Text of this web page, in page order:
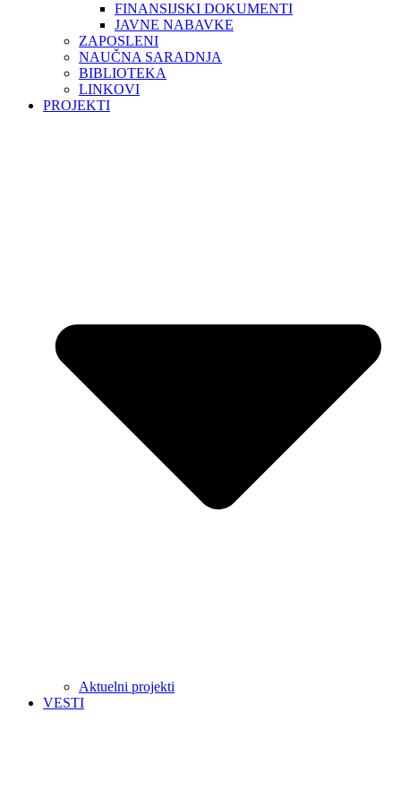
FINANSIJSKI DOKUMENTI
JAVNE NABAVKE
ZAPOSLENI
NAUČNA SARADNJA
BIBLIOTEKA
LINKOVI
PROJEKTI
Aktuelni projekti
VESTI